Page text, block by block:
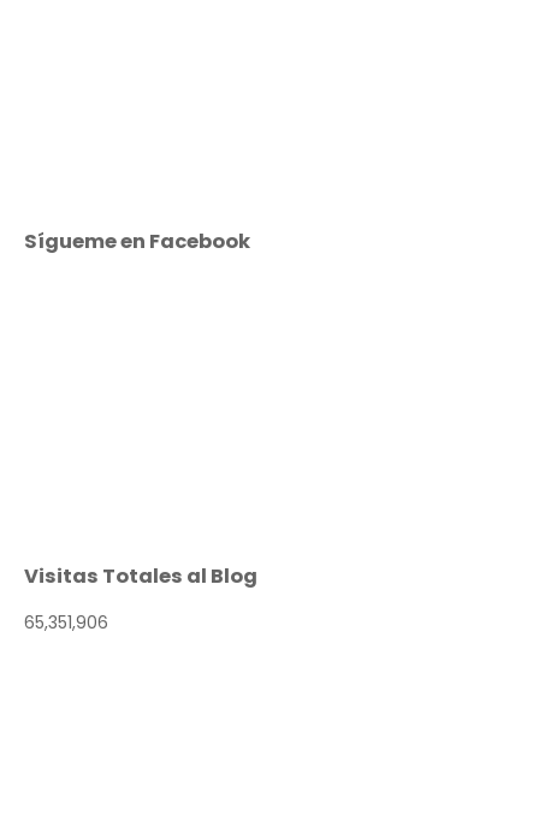
Sígueme en Facebook
Visitas Totales al Blog
65,351,906